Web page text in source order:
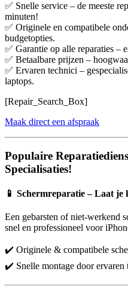
✅ Snelle service – de meeste
minuten!
✅ Originele en compatibele
budgetopties.
✅ Garantie op alle reparaties –
✅ Betaalbare prijzen –
✅ Ervaren technici –
laptops.
[Repair_Search_Box]
Maak direct een afspraak
Populaire
Specialisaties!
📱 Schermreparatie – Laat je
Een gebarsten of niet-werkend
snel en professioneel voor
✔️ Originele & compatibele
✔️ Snelle montage door ervaren